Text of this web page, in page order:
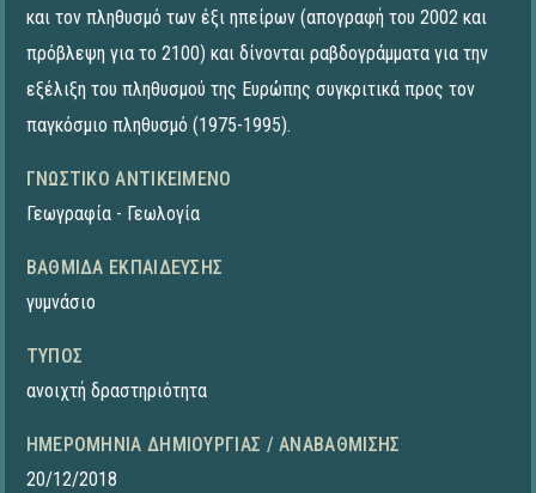
και τον πληθυσμό των έξι ηπείρων (απογραφή του 2002 και
πρόβλεψη για το 2100) και δίνονται ραβδογράμματα για την
εξέλιξη του πληθυσμού της Ευρώπης συγκριτικά προς τον
παγκόσμιο πληθυσμό (1975-1995).
ΓΝΩΣΤΙΚΌ ΑΝΤΙΚΕΊΜΕΝΟ
Γεωγραφία - Γεωλογία
ΒΑΘΜΊΔΑ ΕΚΠΑΊΔΕΥΣΗΣ
γυμνάσιο
ΤΎΠΟΣ
ανοιχτή δραστηριότητα
ΗΜΕΡΟΜΗΝΊΑ ΔΗΜΙΟΥΡΓΊΑΣ / ΑΝΑΒΆΘΜΙΣΗΣ
20/12/2018